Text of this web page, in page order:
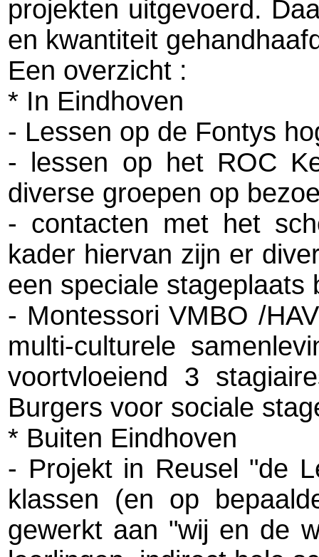
projekten uitgevoerd.
en kwantiteit
Een overzicht :
* In Eindhoven
- Lessen op de Fontys
- lessen op het ROC
diverse groepen op
- contacten met het
kader hiervan zijn er
een speciale stageplaats
- Montessori VMBO /
multi-culturele
voortvloeiend 3
Burgers voor sociale
* Buiten Eindhoven
- Projekt in Reusel "de
klassen (en op
gewerkt aan "wij en de